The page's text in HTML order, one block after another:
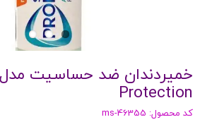
Protection
کد محصول: ms-46355